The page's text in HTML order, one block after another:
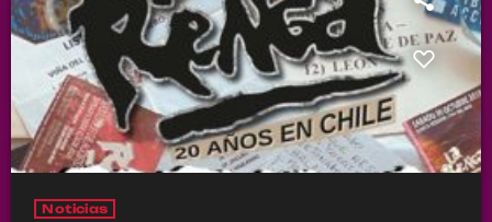
Noticias